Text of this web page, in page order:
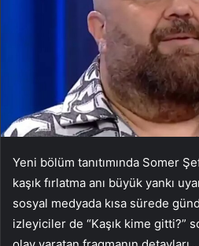
Yeni bölüm tanıtımında Somer
kaşık fırlatma anı büyük yankı
sosyal medyada kısa sürede
izleyiciler de “Kaşık kime gitti?”